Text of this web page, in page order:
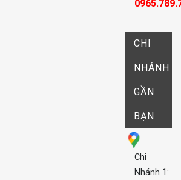
CHI
NHÁNH
GẦN
BẠN
Chi
Nhánh 1: